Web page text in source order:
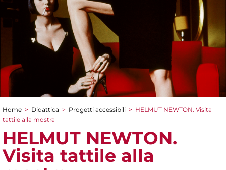
Tu sei qui
Home > Didattica > Progetti accessibili > HELMUT NEWTON. Visita
tattile alla mostra
HELMUT NEWTON.
Visita tattile alla